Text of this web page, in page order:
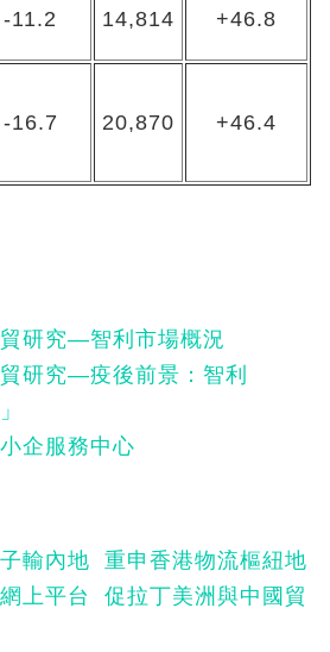
-11.2 14,814 +46.8
-16.7 20,870 +46.4
研究—智利市場概況
研究—疫後前景：智利
企服務中心
輸內地 重申香港物流樞紐地
上平台 促拉丁美洲與中國貿